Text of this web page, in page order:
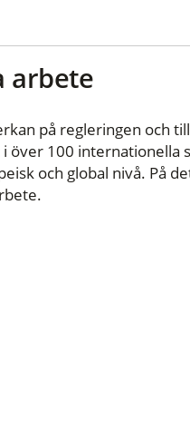
arbete
på regleringen och
över 100 internationella
och global nivå. På